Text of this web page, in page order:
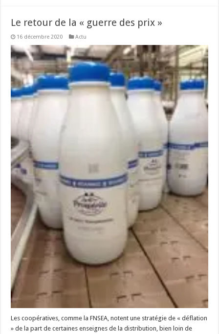
Le retour de la « guerre des prix »
16 décembre 2020 Actu
Les coopératives, comme la FNSEA, notent une stratégie de « déflation
» de la part de certaines enseignes de la distribution, bien loin de